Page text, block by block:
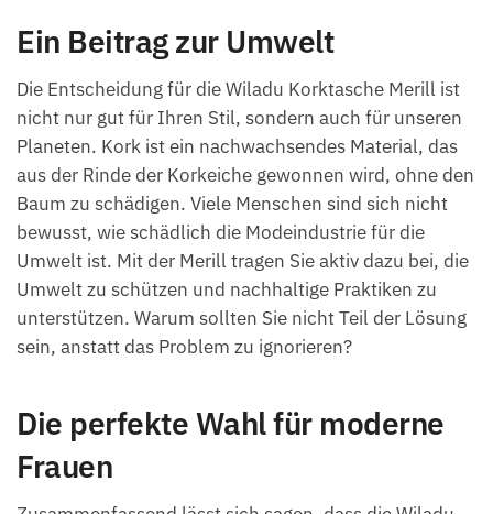
Ein Beitrag zur Umwelt
Die Entscheidung für die Wiladu Korktasche Merill ist
nicht nur gut für Ihren Stil, sondern auch für unseren
Planeten. Kork ist ein nachwachsendes Material, das
aus der Rinde der Korkeiche gewonnen wird, ohne den
Baum zu schädigen. Viele Menschen sind sich nicht
bewusst, wie schädlich die Modeindustrie für die
Umwelt ist. Mit der Merill tragen Sie aktiv dazu bei, die
Umwelt zu schützen und nachhaltige Praktiken zu
unterstützen. Warum sollten Sie nicht Teil der Lösung
sein, anstatt das Problem zu ignorieren?
Die perfekte Wahl für moderne
Frauen